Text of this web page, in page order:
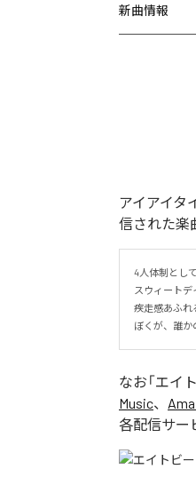
新曲情報
アイアイタ
信された楽
4人体制とし
スウィートデ
疾走感あふれ
ぼくが、誰か
なお「エイ
Music、
各配信サー